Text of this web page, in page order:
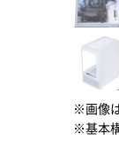
※画像
※基本